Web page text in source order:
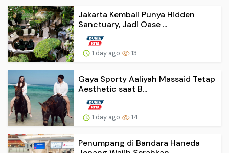
Jakarta Kembali Punya Hidden
Sanctuary, Jadi Oase ...
1 day ago 13
Gaya Sporty Aaliyah Massaid Tetap
Aesthetic saat B...
1 day ago 14
Penumpang di Bandara Haneda